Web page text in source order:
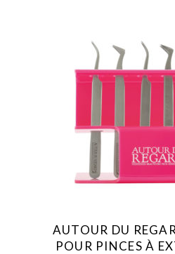
AUTOUR DU
POUR PINCES À